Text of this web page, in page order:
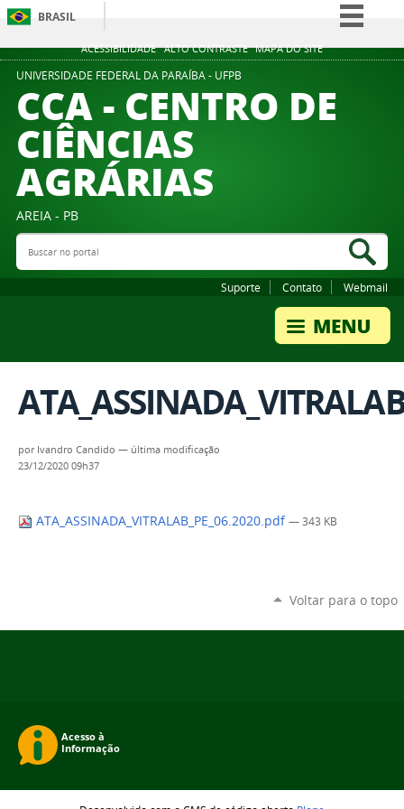
ACESSIBILIDADE ALTO CONTRASTE MAPA DO SITE
BRASIL
Simplifique!
Participe
UNIVERSIDADE FEDERAL DA PARAÍBA - UFPB
CCA - CENTRO DE
CIÊNCIAS
AGRÁRIAS
AREIA - PB
Buscar no portal
Suporte Contato Webmail
por Ivandro Candido — última modificação
23/12/2020 09h37
ATA_ASSINADA_VITRALAB_PE_06.2020.pdf — 343 KB
Voltar para o topo